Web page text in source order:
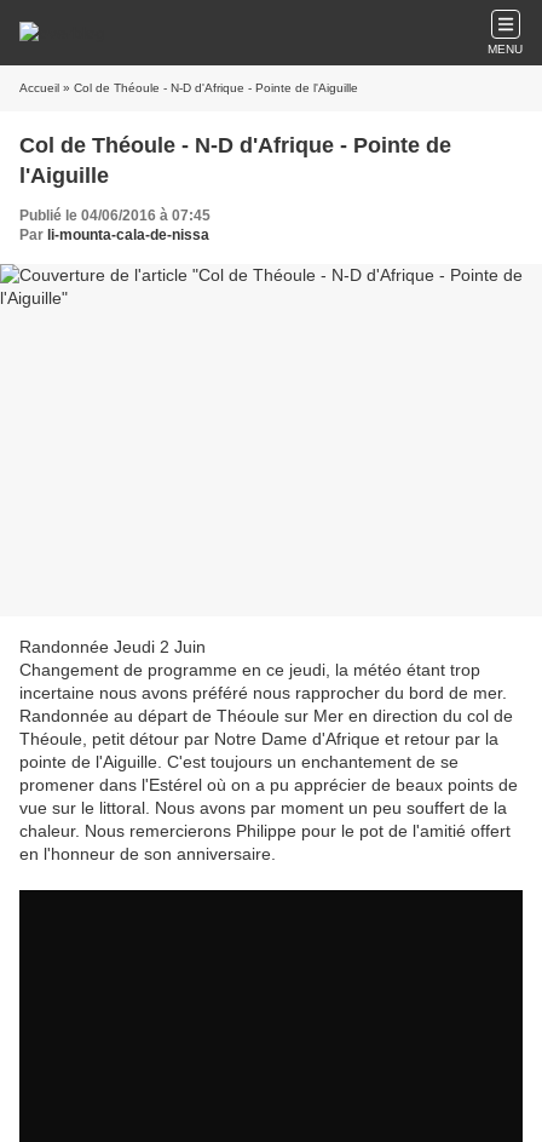
MENU
Accueil » Col de Théoule - N-D d'Afrique - Pointe de l'Aiguille
Col de Théoule - N-D d'Afrique - Pointe de
l'Aiguille
Publié le 04/06/2016 à 07:45
Par li-mounta-cala-de-nissa
Randonnée Jeudi 2 Juin
Changement de programme en ce jeudi, la météo étant trop
incertaine nous avons préféré nous rapprocher du bord de mer.
Randonnée au départ de Théoule sur Mer en direction du col de
Théoule, petit détour par Notre Dame d'Afrique et retour par la
pointe de l'Aiguille. C'est toujours un enchantement de se
promener dans l'Estérel où on a pu apprécier de beaux points de
vue sur le littoral. Nous avons par moment un peu souffert de la
chaleur. Nous remercierons Philippe pour le pot de l'amitié offert
en l'honneur de son anniversaire.